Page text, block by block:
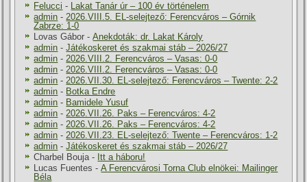
Felucci - Lakat Tanár úr – 100 év történelem
admin -2026.VIII.5. EL-selejtező: Ferencváros – Górnik
Zabrze: 1-0
Lovas Gábor -Anekdoták: dr. Lakat Károly
admin -Játékoskeret és szakmai stáb – 2026/27
admin -2026.VIII.2. Ferencváros – Vasas: 0-0
admin -2026.VIII.2. Ferencváros – Vasas: 0-0
admin -2026.VII.30. EL-selejtező: Ferencváros – Twente: 2-2
admin - Botka Endre
admin - Bamidele Yusuf
admin -2026.VII.26. Paks – Ferencváros: 4-2
admin -2026.VII.26. Paks – Ferencváros: 4-2
admin -2026.VII.23. EL-selejtező: Twente – Ferencváros: 1-2
admin -Játékoskeret és szakmai stáb – 2026/27
Charbel Bouja- Itt a háboru!
Lucas Fuentes -A Ferencvárosi Torna Club elnökei: Mailinger
Béla